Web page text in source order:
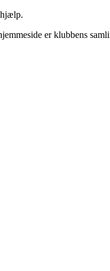
hjælp.
er klubbens